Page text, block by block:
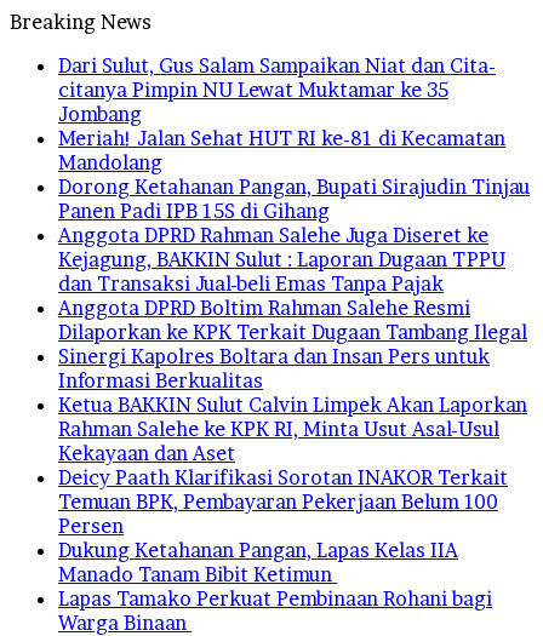
Breaking News
Dari Sulut, Gus Salam Sampaikan Niat dan Cita-
citanya Pimpin NU Lewat Muktamar ke 35
Jombang
Meriah! Jalan Sehat HUT RI ke-81 di Kecamatan
Mandolang
Dorong Ketahanan Pangan, Bupati Sirajudin Tinjau
Panen Padi IPB 15S di Gihang
Anggota DPRD Rahman Salehe Juga Diseret ke
Kejagung, BAKKIN Sulut : Laporan Dugaan TPPU
dan Transaksi Jual-beli Emas Tanpa Pajak
Anggota DPRD Boltim Rahman Salehe Resmi
Dilaporkan ke KPK Terkait Dugaan Tambang Ilegal
Sinergi Kapolres Boltara dan Insan Pers untuk
Informasi Berkualitas
Ketua BAKKIN Sulut Calvin Limpek Akan Laporkan
Rahman Salehe ke KPK RI, Minta Usut Asal-Usul
Kekayaan dan Aset
Deicy Paath Klarifikasi Sorotan INAKOR Terkait
Temuan BPK, Pembayaran Pekerjaan Belum 100
Persen
Dukung Ketahanan Pangan, Lapas Kelas IIA
Manado Tanam Bibit Ketimun
Lapas Tamako Perkuat Pembinaan Rohani bagi
Warga Binaan